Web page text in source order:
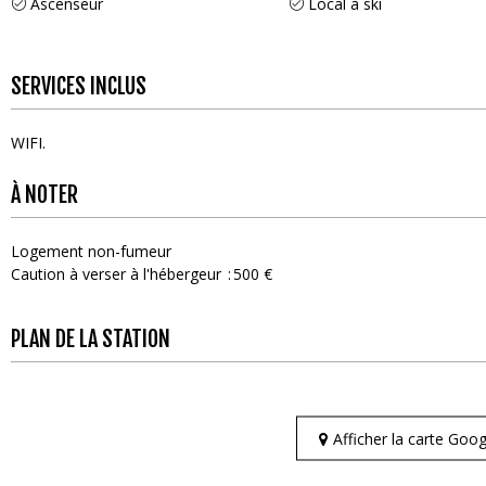
SERVICES INCLUS
WIFI
À NOTER
Logement non-fumeur
Caution à verser à l'hébergeur 500 €
PLAN DE LA STATION
Afficher la carte